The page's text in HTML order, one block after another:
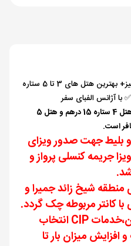
تور دبی از تهران ارزان قیمت ویژه پاییز+ بهترین هتل های 3 تا 5 ستاره
با آژانس الفبای سفر
توریست شارژ هتل 3 ستاره 10 درهم هتل 4 ستاره 15 درهم و هتل 5
و بلیط جهت صدور ویزای
جریمه کنسلی پرواز و
شیخ زائد جمیرا و
با کانتر مربوطه چک گردد.
درصورت درخواست مسافرین،خدمات CIP انتخاب
میزان بار تا